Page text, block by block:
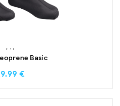
, , ,
Basic
€